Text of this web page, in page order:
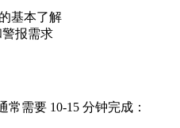
基本了解
报需求
需要 10-15 分钟完成：